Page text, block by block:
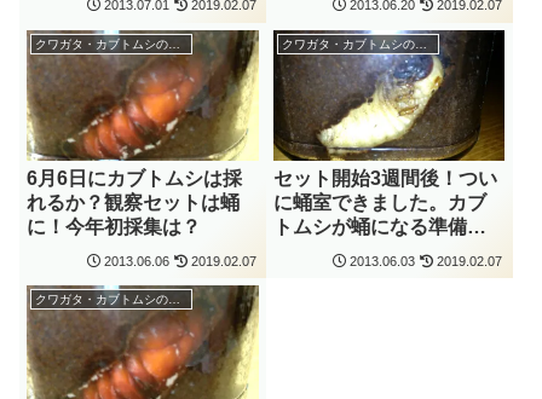
2013.07.01 2019.02.07 2013.06.20 2019.02.07
6月6日にカブトムシは採
れるか？観察セットは蛹
に！今年初採集は？
2013.06.06 2019.02.07
セット開始3週間後！つい
に蛹室できました。カブ
トムシが蛹になる準備
2013.06.03 2019.02.07
クワガタ・カブトムシの飼育